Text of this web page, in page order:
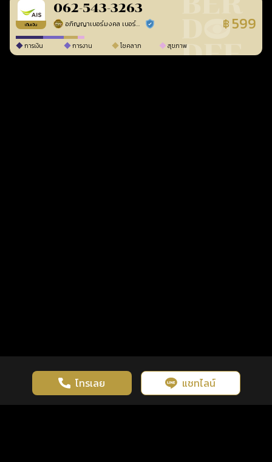
เติมเงิน
062-543-3263
อภิญญาเบอร์มงคล เบอร์สวยเลขศาสตร์ ร้านยืนยันแล้ว ฿ 599
การเงิน การงาน โชคลาภ สุขภาพ
โทรเลย แชทไลน์
เว็บไซต์นี้มีการใช้งานคุกกี้ เพื่อเพิ่มประสิทธิภาพและประสบการณ์ที่ดี
ในการใช้งานเว็บไซต์ นโยบายความเป็นส่วนตัว
รู้ก่อน พร้อมกว่า ทุกจังหวะชีวิต คลิกดูดวงฟรี